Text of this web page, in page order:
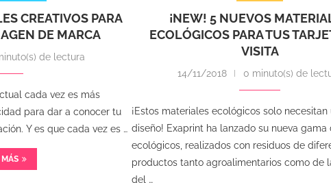
CREATIVOS PARA
DE MARCA
de lectura
cada vez es más
para dar a conocer tu
Y es que cada vez es …
MÁS
¡NEW! 5 NUEVOS
ECOLÓGICOS PARA TUS
VISITA
14/11/2018 0 minuto(s) de
¡Estos materiales ecológicos solo necesitan
diseño! Exaprint ha lanzado su nueva gama
ecológicos, realizados con residuos de
productos tanto agroalimentarios como de
del …